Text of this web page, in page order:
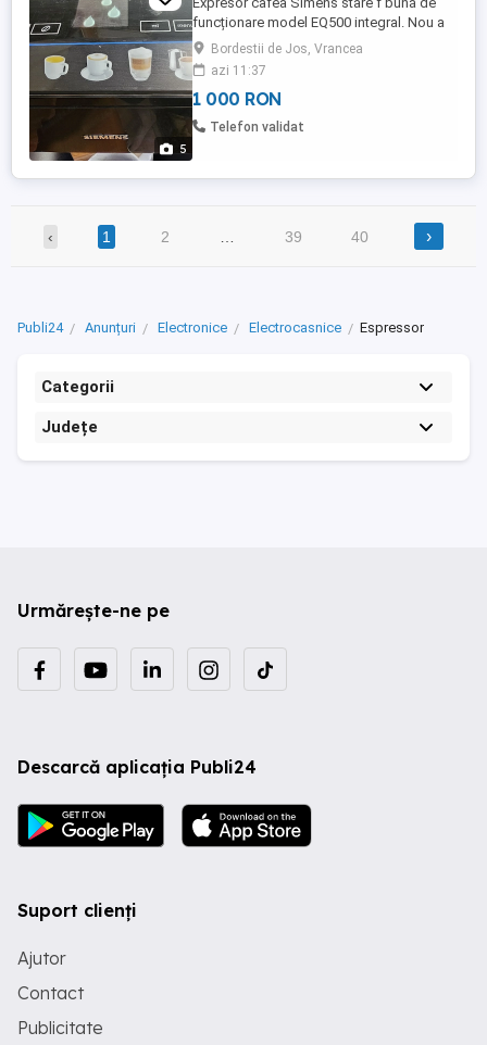
5
funcționare model EQ500 integral. Nou a
costat 7700 lei un expresor f scump.
Bordestii de Jos, Vrancea
azi 11:37
1 000 RON
Telefon validat
‹ 1 2 39 40 ›
Publi24 Anunțuri Electronice Electrocasnice Espressor
Categorii
Județe
Urmărește-ne pe
Descarcă aplicația Publi24
Suport clienți
Ajutor
Contact
Publicitate